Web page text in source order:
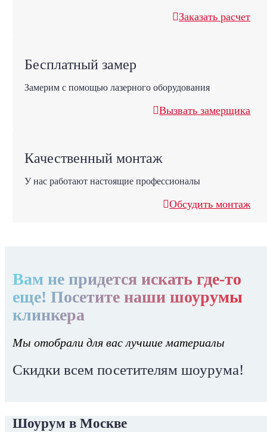
Заказать расчет
Бесплатный замер
Замерим с помощью лазерного оборудования
Вызвать замерщика
Качественный монтаж
У нас работают настоящие профессионалы
Обсудить монтаж
Вам не придется искать где-то
еще! Посетите наши шоурумы
клинкера
Мы отобрали для вас лучшие материалы
Скидки всем посетителям шоурума!
Шоурум в Москве